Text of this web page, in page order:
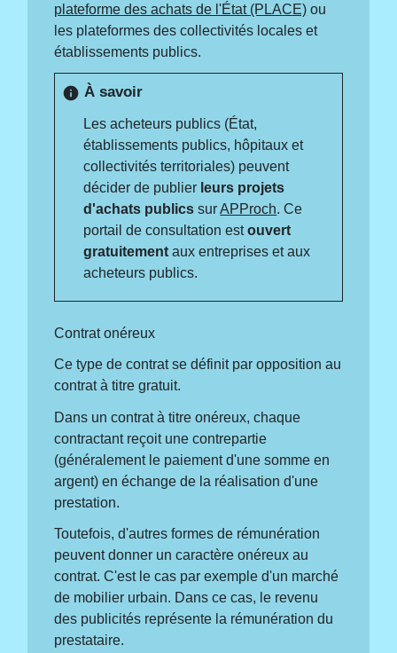
plateforme des achats de l'État (PLACE) ou
les plateformes des collectivités locales et
établissements publics.
info À savoir
Les acheteurs publics (État,
établissements publics, hôpitaux et
collectivités territoriales) peuvent
décider de publier leurs projets
d'achats publics surAPProch. Ce
portail de consultation estouvert
gratuitement aux entreprises et aux
acheteurs publics.
Contrat onéreux
Ce type de contrat se définit par opposition au
contrat à titre gratuit.
Dans un contrat à titre onéreux, chaque
contractant reçoit une contrepartie
(généralement le paiement d'une somme en
argent) en échange de la réalisation d'une
prestation.
Toutefois, d'autres formes de rémunération
peuvent donner un caractère onéreux au
contrat. C'est le cas par exemple d'un marché
de mobilier urbain. Dans ce cas, le revenu
des publicités représente la rémunération du
prestataire.